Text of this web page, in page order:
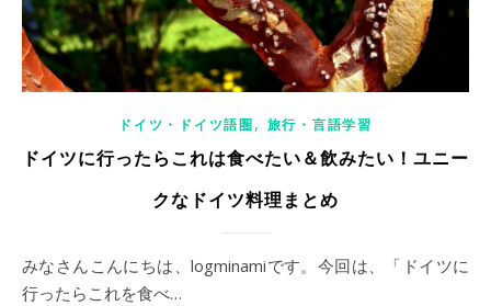
ドイツ・ドイツ語圏, 旅行・言語学習
ドイツに行ったらこれは食べたい＆飲みたい！ユニー
クなドイツ料理まとめ
みなさんこんにちは、logminamiです。今回は、「ドイツに
行ったらこれを食べ…